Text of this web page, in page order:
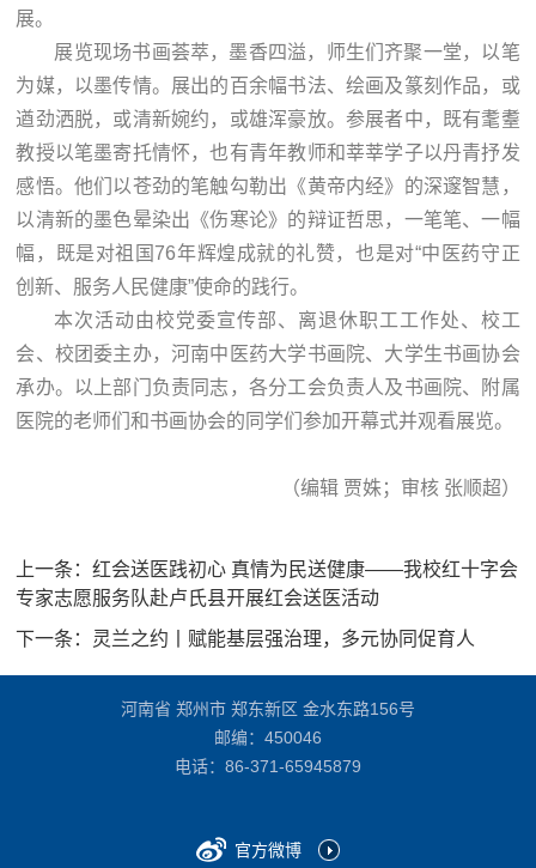
展。
展览现场书画荟萃，墨香四溢，师生们齐聚一堂，以笔
为媒，以墨传情。展出的百余幅书法、绘画及篆刻作品，或
遒劲洒脱，或清新婉约，或雄浑豪放。参展者中，既有耄耋
教授以笔墨寄托情怀，也有青年教师和莘莘学子以丹青抒发
感悟。他们以苍劲的笔触勾勒出《黄帝内经》的深邃智慧，
以清新的墨色晕染出《伤寒论》的辩证哲思，一笔笔、一幅
幅，既是对祖国76年辉煌成就的礼赞，也是对“中医药守正
创新、服务人民健康”使命的践行。
本次活动由校党委宣传部、离退休职工工作处、校工
会、校团委主办，河南中医药大学书画院、大学生书画协会
承办。以上部门负责同志，各分工会负责人及书画院、附属
医院的老师们和书画协会的同学们参加开幕式并观看展览。
（编辑 贾姝；审核 张顺超）
上一条：红会送医践初心 真情为民送健康——我校红十字会
专家志愿服务队赴卢氏县开展红会送医活动
下一条： 灵兰之约丨赋能基层强治理，多元协同促育人
河南省 郑州市 郑东新区 金水东路156号
邮编：450046
电话： 86-371-65945879
官方微博